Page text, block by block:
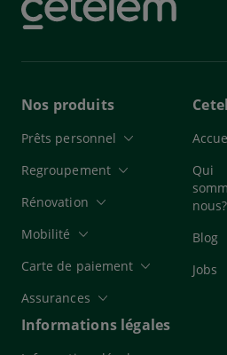
Nos produits
Prêts personnel
Regroupement
Rénovation
Mobilité
Carte de paiement
Assurances
Qui
nous?
Blog
Jobs
Informations légales